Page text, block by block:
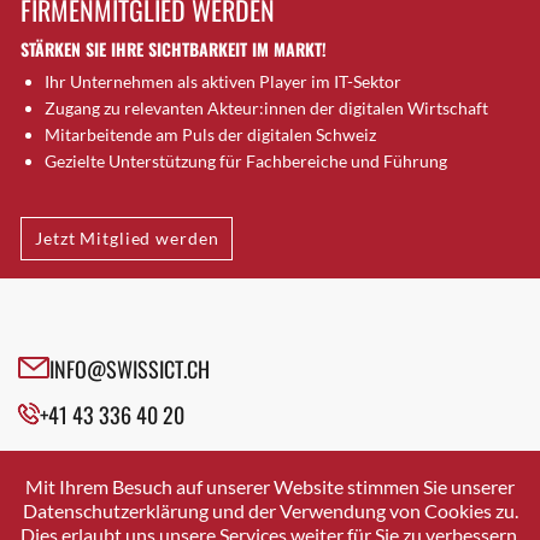
Brütten
Bubendorf
Bubikon
Buchs (SG)
Burgdorf
Bülach
Cazis
Cham
Davos Platz
Davos Platz 1
Dietikon
Dietlikon
FIRMENMITGLIED WERDEN
STÄRKEN SIE IHRE SICHTBARKEIT IM MARKT!
Ihr Unternehmen als aktiven Player im IT-Sektor
Zugang zu relevanten Akteur:innen der digitalen Wirtschaft
Mitarbeitende am Puls der digitalen Schweiz
Gezielte Unterstützung für Fachbereiche und Führung
Jetzt Mitglied werden
INFO@SWISSICT.CH
+41 43 336 40 20
SWISSICT
VULKANSTRASSE 120
8048 ZURICH
Mit Ihrem Besuch auf unserer Website stimmen Sie unserer
Datenschutzerklärung und der Verwendung von Cookies zu.
Dies erlaubt uns unsere Services weiter für Sie zu verbessern.